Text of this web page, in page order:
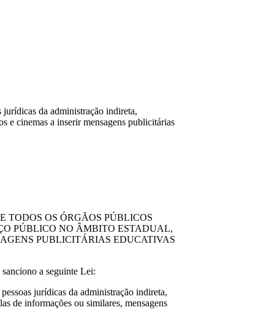
jurídicas da administração indireta,
e cinemas a inserir mensagens publicitárias
OS ÓRGÃOS PÚBLICOS
PÚBLICO NO ÂMBITO ESTADUAL,
PUBLICITÁRIAS EDUCATIVAS
a seguinte Lei:
jurídicas da administração indireta,
de informações ou similares, mensagens